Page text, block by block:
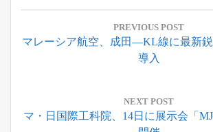
投
ナ
シ
PREVIOUS POST
Previous
マレーシア航空、成田―KL線に最新鋭
導入
NEXT POST
Next
マ・日国際工科院、14日に展示会「